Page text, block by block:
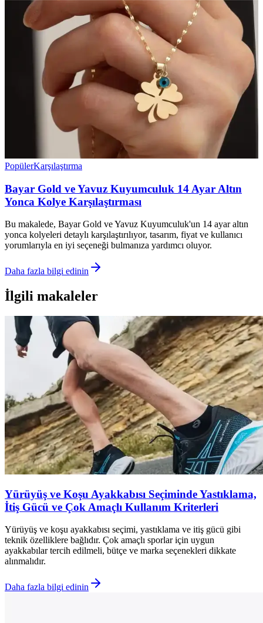
PopülerKarşılaştırma
Bayar Gold ve Yavuz Kuyumculuk 14 Ayar Altın
Yonca Kolye Karşılaştırması
Bu makalede, Bayar Gold ve Yavuz Kuyumculuk'un 14 ayar altın
yonca kolyeleri detaylı karşılaştırılıyor, tasarım, fiyat ve kullanıcı
yorumlarıyla en iyi seçeneği bulmanıza yardımcı oluyor.
Daha fazla bilgi edinin
İlgili makaleler
Yürüyüş ve Koşu Ayakkabısı Seçiminde Yastıklama,
İtiş Gücü ve Çok Amaçlı Kullanım Kriterleri
Yürüyüş ve koşu ayakkabısı seçimi, yastıklama ve itiş gücü gibi
teknik özelliklere bağlıdır. Çok amaçlı sporlar için uygun
ayakkabılar tercih edilmeli, bütçe ve marka seçenekleri dikkate
alınmalıdır.
Daha fazla bilgi edinin